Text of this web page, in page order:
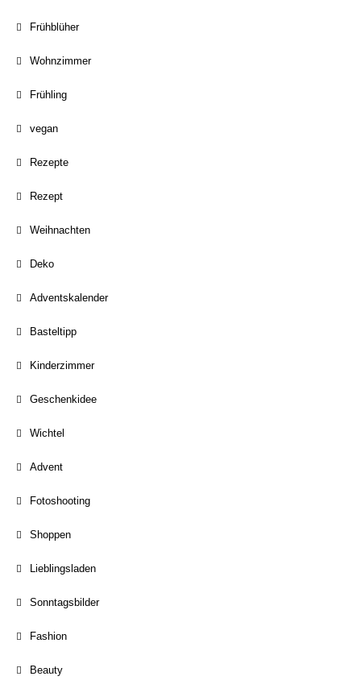
Frühblüher
Wohnzimmer
Frühling
vegan
Rezepte
Rezept
Weihnachten
Deko
Adventskalender
Basteltipp
Kinderzimmer
Geschenkidee
Wichtel
Advent
Fotoshooting
Shoppen
Lieblingsladen
Sonntagsbilder
Fashion
Beauty